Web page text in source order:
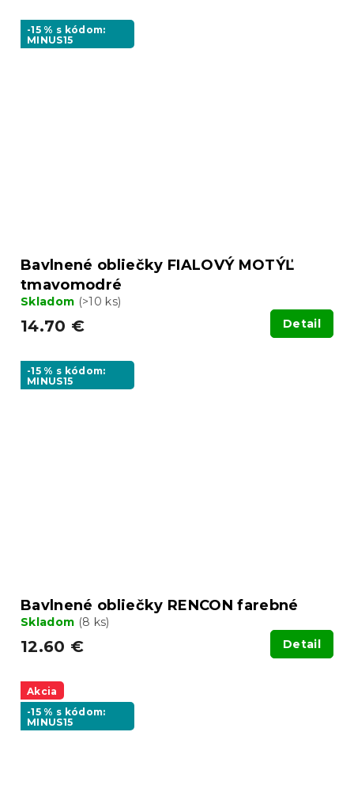
-15 % s kódom:
MINUS15
Bavlnené obliečky FIALOVÝ MOTÝĽ
tmavomodré
Skladom (>10 ks)
14.70 € Detail
-15 % s kódom:
MINUS15
Bavlnené obliečky RENCON farebné
Skladom (8 ks)
12.60 € Detail
Akcia
-15 % s kódom:
MINUS15